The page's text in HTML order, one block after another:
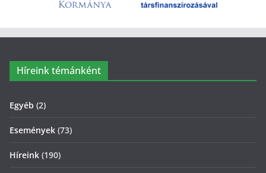
Híreink témánként
Egyéb (2)
Események (73)
Híreink (190)